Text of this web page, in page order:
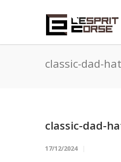
classic-dad-
classic-dad-
17/12/2024